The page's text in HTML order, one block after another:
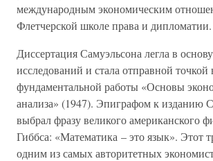
международным экономическим
Флетчерской школе права и дипломатии.
Диссертация Самуэльсона легла в
исследований и стала отправной
фундаментальной работы «Основы
анализа» (1947). Эпиграфом к изданию
выбрал фразу великого американского
Гиббса: «Математика – это язык». Этот
одним из самых авторитетных